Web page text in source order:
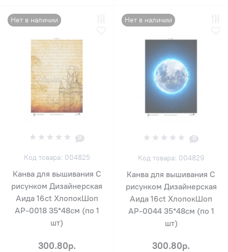
Нет в наличии
0
Код товара: 004825
Канва для вышивания С
рисунком Дизайнерская
Аида 16ct ХлопокШоп
АР-0018 35*48см (по 1
шт)
300.80р.
Нет в наличии
0
Код товара: 004829
Канва для вышивания С
рисунком Дизайнерская
Аида 16ct ХлопокШоп
АР-0044 35*48см (по 1
шт)
300.80р.